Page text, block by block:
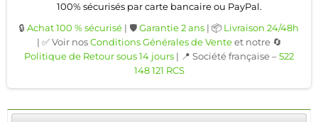
100% sécurisés par carte bancaire ou PayPal.
🔒 Achat 100 % sécurisé | 🛡️Garantie 2 ans | 📦 Livraison 24/48h
| ✅ Voir nosConditions Générales de Venteet notre 🔄
Politique de Retour sous 14 jours | 📍 Société française –522
148 121 RCS